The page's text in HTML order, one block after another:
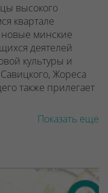
высокого
квартале
новые минские
деятелей
культуры и
Жореса
также прилегает
время, находя все
Минск Мир.
в передовой
минутный город»,
фантастикой.
Показать еще